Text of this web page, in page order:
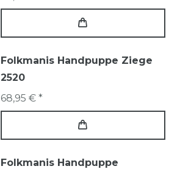
Folkmanis Handpuppe Ziege
2520
68,95 € *
Folkmanis Handpuppe